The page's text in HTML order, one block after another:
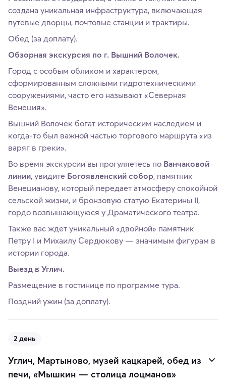
создана уникальная инфраструктура, включающая
путевые дворцы, почтовые станции и трактиры.
Обед (за доплату).
Обзорная экскурсия по г. Вышний Волочек.
Город с особым обликом и характером,
сформированным сложными гидротехническими
сооружениями, часто его называют «Северная
Венеция».
Вышний Волочек богат историческим наследием и
когда-то был важной частью торгового маршрута «из
варяг в греки».
Во время экскурсии вы прогуляетесь по Ванчаковой
линии, увидите Богоявленский собор, памятник
Венецианову, который передает атмосферу спокойной
сельской жизни, и бронзовую статую Екатерины II,
гордо возвышающуюся у Драматического театра.
Также вас ждет уникальный «двойной» памятник
Петру I и Михаилу Сердюкову — значимым фигурам в
истории города.
Выезд в Углич.
Размещение в гостинице по программе тура.
Поздний ужин (за доплату).
2 день
Углич, Мартыново, музей кацкарей, обед из
печи, «Мышкин — столица лоцманов»